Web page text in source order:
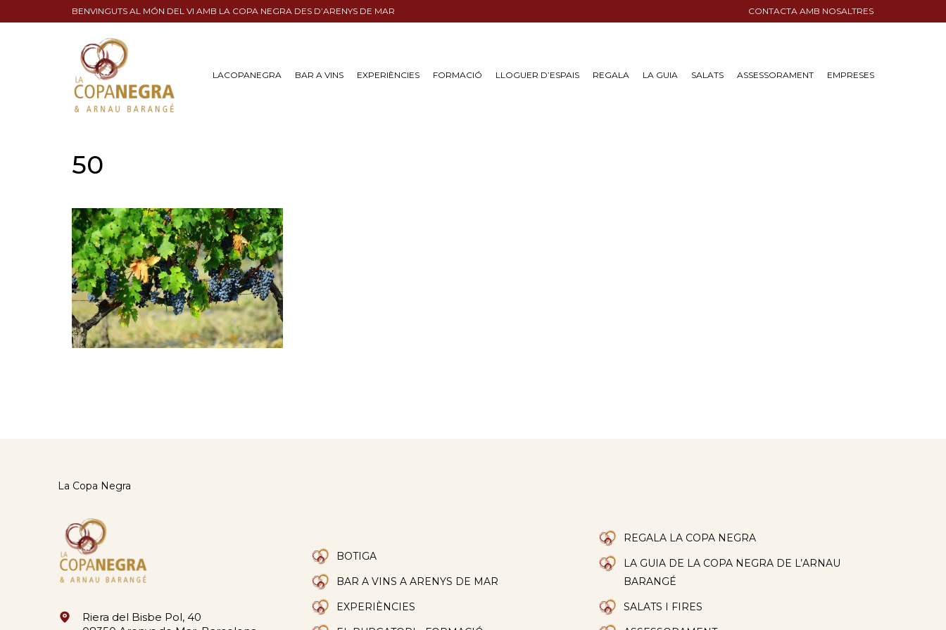
BENVINGUTS AL MÓN DEL VI AMB LA COPA NEGRA DES D’ARENYS DE MAR CONTACTA AMB NOSALTRES
LACOPANEGRA BAR A VINS EXPERIÈNCIES FORMACIÓ LLOGUER D’ESPAIS REGALA LA GUIA SALATS ASSESSORAMENT EMPRESES
50
La Copa Negra
Riera del Bisbe Pol, 40
BOTIGA
BAR A VINS A ARENYS DE MAR
EXPERIÈNCIES
REGALA LA COPA NEGRA
LA GUIA DE LA COPA NEGRA DE L’ARNAU
BARANGÉ
SALATS I FIRES